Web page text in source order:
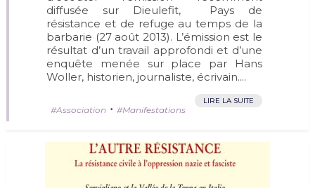
diffusée sur Dieulefit, Pays de
résistance et de refuge au temps de la
barbarie (27 août 2013). L’émission est le
résultat d’un travail approfondi et d’une
enquête menée sur place par Hans
Woller, historien, journaliste, écrivain....
LIRE LA SUITE
Association • Manifestations